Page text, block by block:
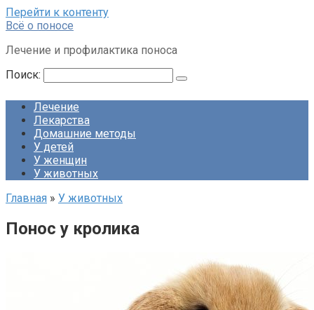
Перейти к контенту
Всё о поносе
Лечение и профилактика поноса
Поиск:
Лечение
Лекарства
Домашние методы
У детей
У женщин
У животных
Главная » У животных
Понос у кролика